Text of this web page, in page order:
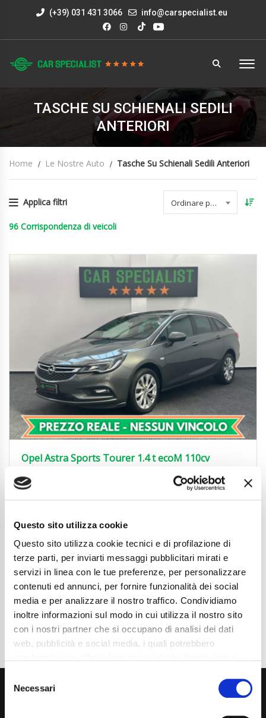
Questo sito utilizza cookie
Questo sito utilizza cookie tecnici e di profilazione di
terze parti, per inviarti messaggi pubblicitari mirati e
servizi in linea con le tue preferenze, per personalizzare
contenuti ed annunci, per fornire funzionalità dei social
media e per analizzare il nostro traffico. Condividiamo
inoltre informazioni sul modo in cui utilizza il nostro sito
con i nostri partner che si occupano di analisi dei dati
web, pubblicità e social media, i quali potrebbero
mera chiusura del banner non comporta l’accettazione
Selection
Necessari
(+39) 031 431 3066 info@carspecialist.eu
TASCHE SU SCHIENALI SEDILI
ANTERIORI
Home Le Nostre Auto Tasche Su Schienali Sedili Anteriori
Applica filtri Ordinare per data
96 Corrispondenza di veicoli
Opel Astra Sports Tourer 1.4 t ecoM 110cv
7.850
Chilometraggio
Cambio
Manuale
Normativa Euro
Euro6 D TEMP
Dettaglio